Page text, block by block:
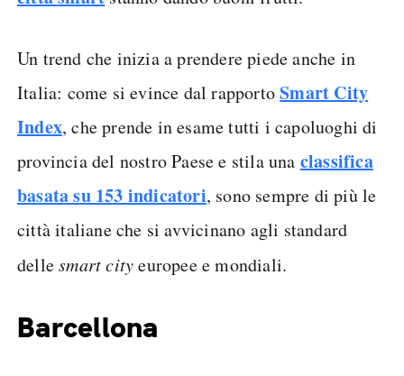
Un trend che inizia a prendere piede anche in
Italia: come si evince dal rapportoSmart City
Index, che prende in esame tutti i capoluoghi di
provincia del nostro Paese e stila una classifica
basata su 153 indicatori, sono sempre di più le
città italiane che si avvicinano agli standard
dellesmart cityeuropee e mondiali.
Barcellona